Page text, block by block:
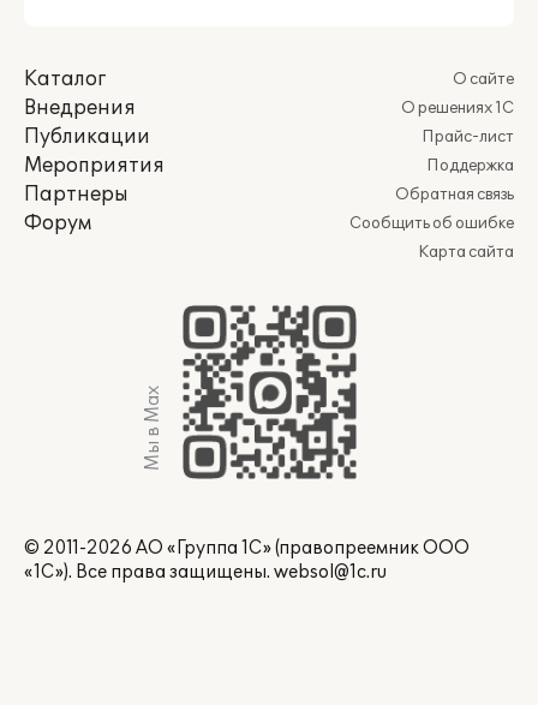
Каталог
Внедрения
Публикации
Мероприятия
Партнеры
Форум
О сайте
О решениях 1С
Прайс-лист
Поддержка
Обратная связь
Сообщить об ошибке
Карта сайта
Мы в Max
© 2011-2026 АО «Группа 1С» (правопреемник ООО
«1С»). Все права защищены. websol@1c.ru